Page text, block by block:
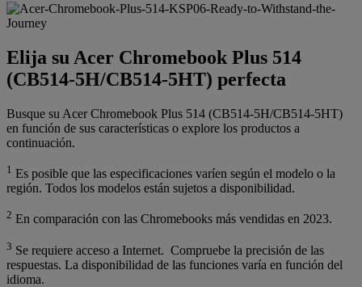
Elija su Acer Chromebook Plus 514
(CB514-5H/CB514-5HT) perfecta
Busque su Acer Chromebook Plus 514 (CB514-5H/CB514-5HT)
en función de sus características o explore los productos a
continuación.
1 Es posible que las especificaciones varíen según el modelo o la
región. Todos los modelos están sujetos a disponibilidad.
2 En comparación con las Chromebooks más vendidas en 2023.
3 Se requiere acceso a Internet. Compruebe la precisión de las
respuestas. La disponibilidad de las funciones varía en función del
idioma.